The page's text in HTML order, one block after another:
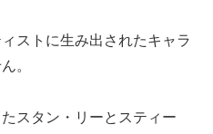
ストに生み出されたキャラ
。
スタン・リーとスティー